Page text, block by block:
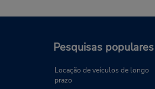
Pesquisas populares
Locação de veículos de longo
prazo